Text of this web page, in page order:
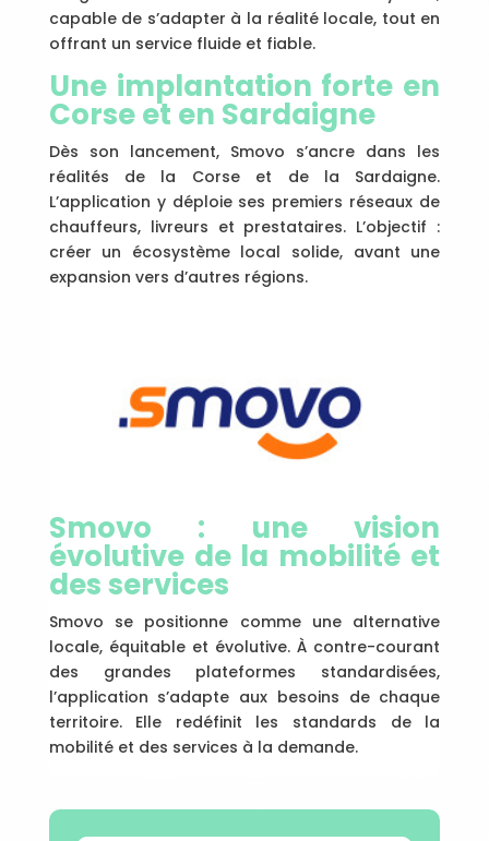
capable de s’adapter à la réalité locale, tout en
offrant un service fluide et fiable.
Une implantation forte en
Corse et en Sardaigne
Dès son lancement, Smovo s’ancre dans les
réalités de la Corse et de la Sardaigne.
L’application y déploie ses premiers réseaux de
chauffeurs, livreurs et prestataires. L’objectif :
créer un écosystème local solide, avant une
expansion vers d’autres régions.
Smovo : une vision
évolutive de la mobilité et
des services
Smovo se positionne comme une alternative
locale, équitable et évolutive. À contre-courant
des grandes plateformes standardisées,
l’application s’adapte aux besoins de chaque
territoire. Elle redéfinit les standards de la
mobilité et des services à la demande.